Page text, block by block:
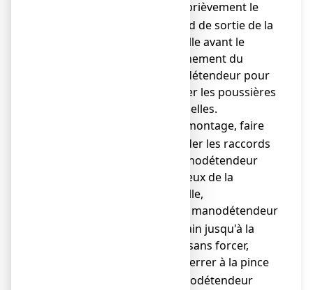
purger brièvement le
raccord de sortie de la
bouteille avant le
branchement du
manodétendeur pour
éliminer les poussières
éventuelles.
lors du montage, faire
coïncider les raccords
du manodétendeur
avec ceux de la
bouteille,
visser le manodétendeur
à la main jusqu'à la
butée sans forcer,
ne pas serrer à la pince
le manodétendeur